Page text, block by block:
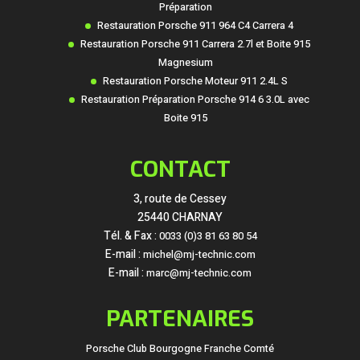
Préparation
Restauration Porsche 911 964 C4 Carrera 4
Restauration Porsche 911 Carrera 2.7l et Boite 915
Magnesium
Restauration Porsche Moteur 911 2.4L S
Restauration Préparation Porsche 914 6 3.0L avec
Boite 915
CONTACT
3, route de Cessey
25440 CHARNAY
Tél. & Fax : 0033 (0)3 81 63 80 54
E-mail : michel@mj-technic.com
E-mail : marc@mj-technic.com
PARTENAIRES
Porsche Club Bourgogne Franche Comté